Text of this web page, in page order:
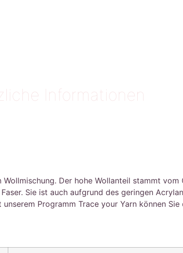
Informationen
Der hohe Wollanteil stammt
Sie ist auch aufgrund des geringen
Programm Trace your Yarn können